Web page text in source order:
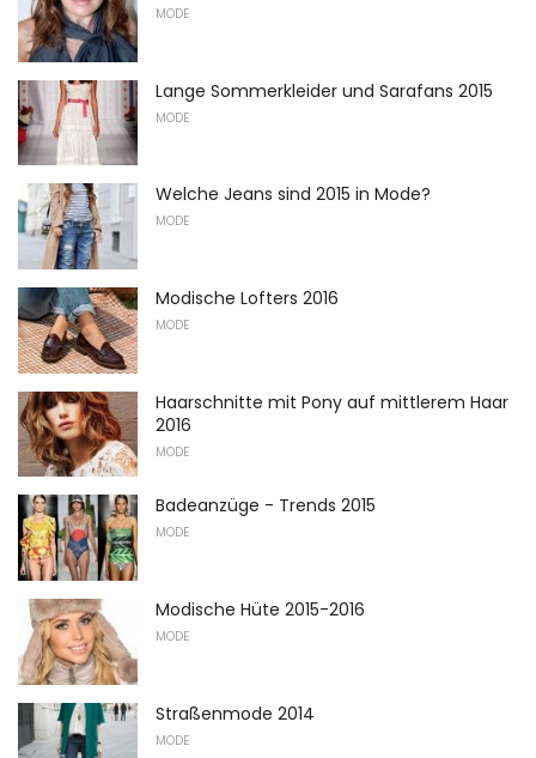
MODE
Lange Sommerkleider und Sarafans 2015
MODE
Welche Jeans sind 2015 in Mode?
MODE
Modische Lofters 2016
MODE
Haarschnitte mit Pony auf mittlerem Haar
2016
MODE
Badeanzüge - Trends 2015
MODE
Modische Hüte 2015-2016
MODE
Straßenmode 2014
MODE